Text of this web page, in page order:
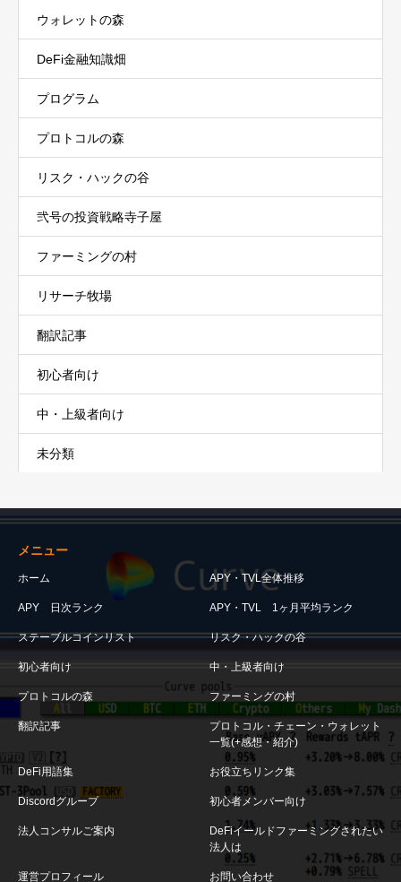
ウォレットの森
DeFi金融知識畑
プログラム
プロトコルの森
リスク・ハックの谷
弐号の投資戦略寺子屋
ファーミングの村
リサーチ牧場
翻訳記事
初心者向け
中・上級者向け
未分類
メニュー
ホーム APY・TVL全体推移
APY 日次ランク APY・TVL 1ヶ月平均ランク
ステーブルコインリスト リスク・ハックの谷
初心者向け 中・上級者向け
プロトコルの森 ファーミングの村
翻訳記事
プロトコル・チェーン・ウォレット
一覧(+感想・紹介)
DeFi用語集 お役立ちリンク集
Discordグループ 初心者メンバー向け
法人コンサルご案内
DeFiイールドファーミングされたい
法人は
運営プロフィール お問い合わせ